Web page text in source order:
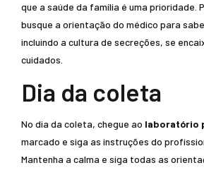
que a saúde da família é uma prioridade.
busque a orientação do médico para
incluindo a cultura de secreções, se
cuidados.
Dia da coleta
No dia da coleta, chegue ao laboratório
marcado e siga as instruções do
Mantenha a calma e siga todas as